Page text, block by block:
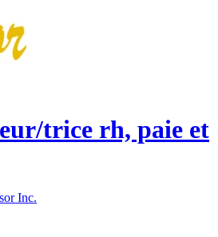
trice rh, paie et
Inc.